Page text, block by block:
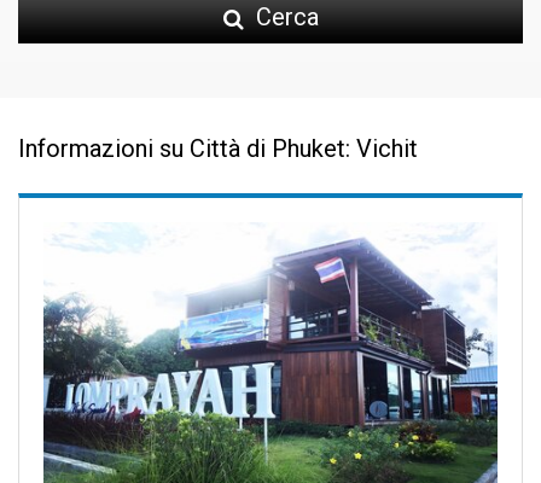
Cerca
Informazioni su Città di Phuket: Vichit